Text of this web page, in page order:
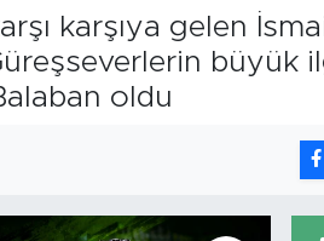
karşıya gelen
büyük
oldu